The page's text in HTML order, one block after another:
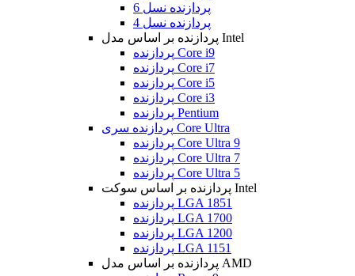
پردازنده نسل 6
پردازنده نسل 4
پردازنده بر اساس مدل Intel
پردازنده Core i9
پردازنده Core i7
پردازنده Core i5
پردازنده Core i3
پردازنده Pentium
پردازنده سری Core Ultra
پردازنده Core Ultra 9
پردازنده Core Ultra 7
پردازنده Core Ultra 5
پردازنده بر اساس سوکت Intel
پردازنده LGA 1851
پردازنده LGA 1700
پردازنده LGA 1200
پردازنده LGA 1151
پردازنده بر اساس مدل AMD